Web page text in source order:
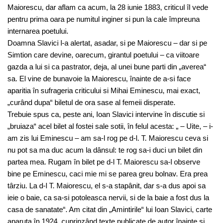
Maiorescu, dar aflam ca acum, la 28 iunie 1883, criticul îl vede
pentru prima oara pe numitul inginer si pun la cale împreuna
internarea poetului.
Doamna Slavici l-a alertat, asadar, si pe Maiorescu – dar si pe
Simtion care devine, oarecum, girantul poetului – ca viitoare
gazda a lui si ca pastrator, deja, al unei bune parti din „averea“
sa. El vine de bunavoie la Maiorescu, înainte de a-si face
aparitia în sufrageria criticului si Mihai Eminescu, mai exact,
„curând dupa“ biletul de ora sase al femeii disperate.
Trebuie spus ca, peste ani, Ioan Slavici intervine în discutie si
„bruiaza“ acel bilet al fostei sale sotii, în felul acesta: „ – Uite, – i-
am zis lui Eminescu – am sa-l rog pe d-l. T. Maiorescu ceva si
nu pot sa ma duc acum la dânsul: te rog sa-i duci un bilet din
partea mea. Rugam în bilet pe d-l T. Maiorescu sa-l observe
bine pe Eminescu, caci mie mi se parea greu bolnav. Era prea
târziu. La d-l T. Maiorescu, el s-a stapânit, dar s-a dus apoi sa
ieie o baie, ca sa-si potoleasca nervii, si de la baie a fost dus la
casa de sanatate“. Am citat din „Amintirile“ lui Ioan Slavici, carte
aparuta în 1924, cuprinzând texte publicate de autor înainte si